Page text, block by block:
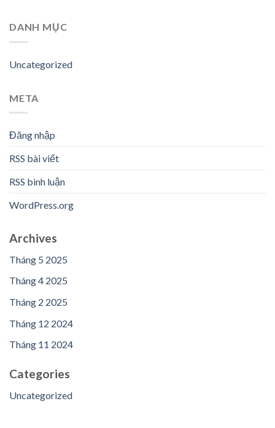
DANH MỤC
Uncategorized
META
Đăng nhập
RSS bài viết
RSS bình luận
WordPress.org
Archives
Tháng 5 2025
Tháng 4 2025
Tháng 2 2025
Tháng 12 2024
Tháng 11 2024
Categories
Uncategorized